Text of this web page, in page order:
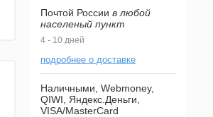
Почтой России в любой
населеный пункт
4 - 10 дней
подробнее о доставке
Наличными, Webmoney,
QIWI, Яндекс.Деньги,
VISA/MasterCard